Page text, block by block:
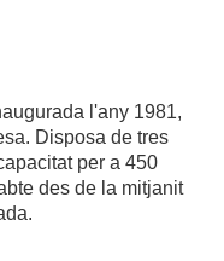
l'any 1981,
Disposa de tres
per a 450
des de la mitjanit